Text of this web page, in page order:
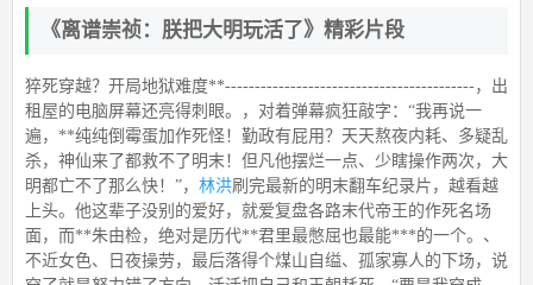
《离谱崇祯：朕把大明玩活了》精彩片段
猝死穿越？开局地狱难度**------------------------------------------，出
租屋的电脑屏幕还亮得刺眼。，对着弹幕疯狂敲字：“我再说一
遍，**纯纯倒霉蛋加作死怪！勤政有屁用？天天熬夜内耗、多疑乱
杀，神仙来了都救不了明末！但凡他摆烂一点、少瞎操作两次，大
明都亡不了那么快！”， 林洪刷完最新的明末翻车纪录片，越看越
上头。他这辈子没别的爱好，就爱复盘各路末代帝王的作死名场
面，而**朱由检，绝对是历代**君里最憋屈也最能***的一个。、
不近女色、日夜操劳，最后落得个煤山自缢、孤家寡人的下场，说